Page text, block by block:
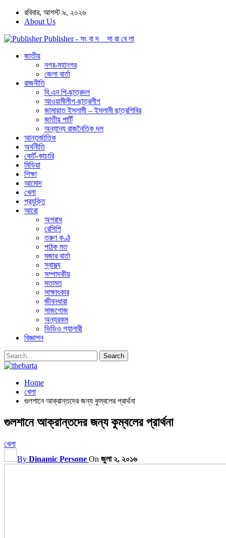
রবিবার, আগস্ট ৯, ২০২৬
About Us
Publisher - সং বা দ সা রা বে লা
জাতীয়
নগর-মহানগর
জেলা বার্তা
রাজনীতি
বি এন পি-ছাত্রদল
আওয়ামীলীগ-ছাত্রলীগ
জামায়াত ইসলামী – ইসলামী ছাত্রশিবির
জাতীয় পার্টি
অন্যান্য রাজনৈতিক দল
আন্তর্জাতিক
অর্থনীতি
কোর্ট-কাচারি
মিডিয়া
শিক্ষা
আমোদ
খেলা
প্রযুক্তি
আরো
অপরাধ
রেসিপি
তরুণ কণ্ঠ
পাঠক মত
মজার বার্তা
স্বাস্থ্য
সম্পাদকীয়
মতামত
সাক্ষাৎকার
জীবনধারা
সাজগোজ
অন্যরকম
ভিডিও গ্যালারী
বিজ্ঞাপন
Home
খেলা
গুলশানে আক্রান্তদের জন্য কুম্বলের প্রার্থনা
গুলশানে আক্রান্তদের জন্য কুম্বলের প্রার্থনা
খেলা
By Dinamic Persone On জুলা ২, ২০১৬